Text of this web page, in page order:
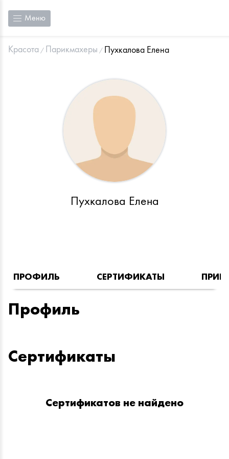
Меню
Красота Парикмахеры Пухкалова Елена
Пухкалова Елена
ПРОФИЛЬ СЕРТИФИКАТЫ
Профиль
Сертификаты
Сертификатов не найдено